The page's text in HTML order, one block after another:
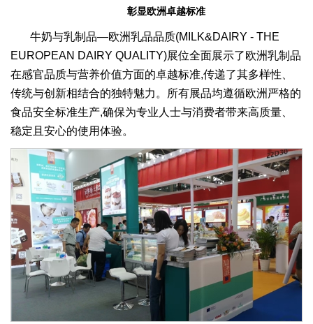
彰显欧洲卓越标准
牛奶与乳制品—欧洲乳品品质(MILK&DAIRY - THE
EUROPEAN DAIRY QUALITY)展位全面展示了欧洲乳制品
在感官品质与营养价值方面的卓越标准,传递了其多样性、
传统与创新相结合的独特魅力。所有展品均遵循欧洲严格的
食品安全标准生产,确保为专业人士与消费者带来高质量、
稳定且安心的使用体验。